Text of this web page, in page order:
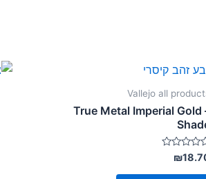
Vallejo all
True Metal Imperial Gold
₪